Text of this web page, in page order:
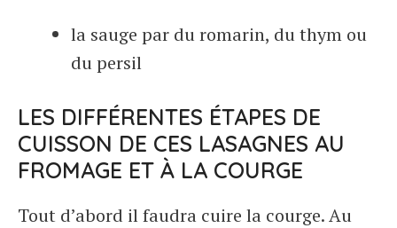
la sauge par du romarin, du thym ou
du persil
LES DIFFÉRENTES ÉTAPES DE
CUISSON DE CES LASAGNES AU
FROMAGE ET À LA COURGE
Tout d’abord il faudra cuire la courge. Au